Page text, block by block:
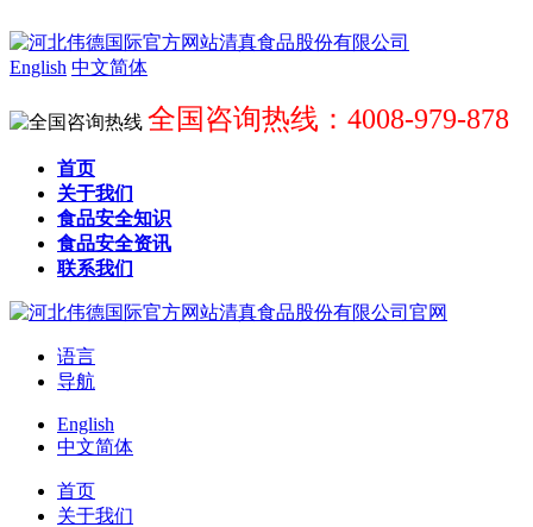
English 中文简体
全国咨询热线：4008-979-878
首页
关于我们
食品安全知识
食品安全资讯
联系我们
语言
导航
English
中文简体
首页
关于我们